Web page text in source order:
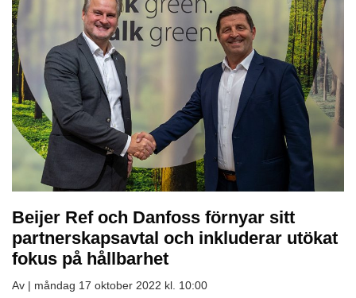
Beijer Ref och Danfoss förnyar sitt
partnerskapsavtal och inkluderar utökat
fokus på hållbarhet
Av | måndag 17 oktober 2022 kl. 10:00